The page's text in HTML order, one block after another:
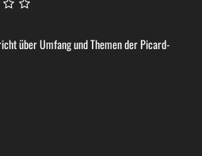
über Umfang und Themen der Picard-